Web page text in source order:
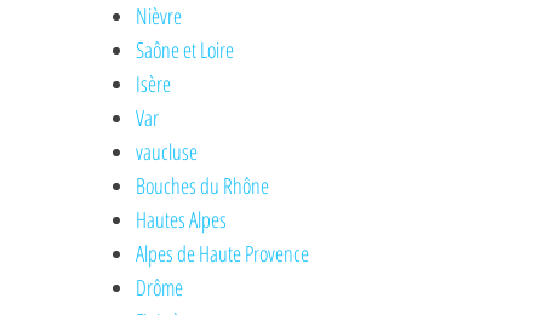
Nièvre
Saône et Loire
Isère
Var
vaucluse
Bouches du Rhône
Hautes Alpes
Alpes de Haute Provence
Drôme